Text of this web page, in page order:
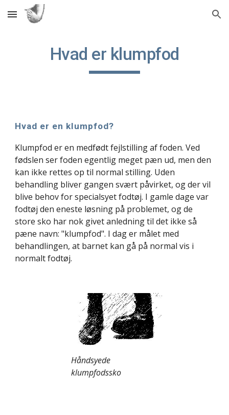
Skip to main content Skip to navigation
Hvad er klumpfod
Hvad er en klumpfod?
Klumpfod er en medfødt fejlstilling af foden. Ved
fødslen ser foden egentlig meget pæn ud, men den
kan ikke rettes op til normal stilling. Uden
behandling bliver gangen svært påvirket, og der vil
blive behov for specialsyet fodtøj. I gamle dage var
fodtøj den eneste løsning på problemet, og de
store sko har nok givet anledning til det ikke så
pæne navn: "klumpfod". I dag er målet med
behandlingen, at barnet kan gå på normal vis i
normalt fodtøj.
Håndsyede
klumpfodssko